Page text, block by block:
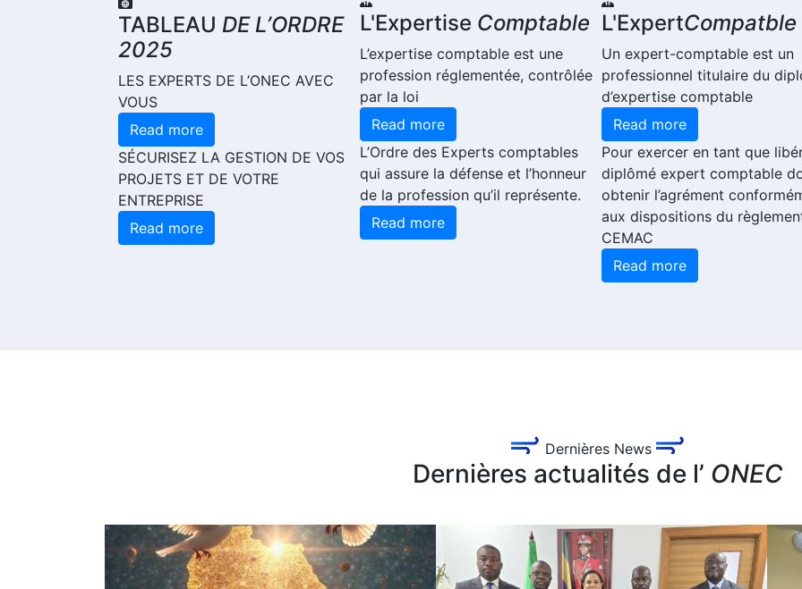
TABLEAU DE L’ORDRE
2025
LES EXPERTS DE L’ONEC AVEC
VOUS
Read more
SÉCURISEZ LA GESTION DE VOS
PROJETS ET DE VOTRE
ENTREPRISE
Read more
L'Expertise Comptable
L’expertise comptable est une
profession réglementée, contrôlée
par la loi
Read more
L’Ordre des Experts comptables
qui assure la défense et l’honneur
de la profession qu’il représente.
Read more
L'ExpertCompatble
Un expert-comptable est un
professionnel titulaire du
d’expertise comptable
Read more
Pour exercer en tant que
diplômé expert comptable
obtenir l’agrément
aux dispositions du
CEMAC
Read more
Dernières News
Dernières actualités de l’ ONEC